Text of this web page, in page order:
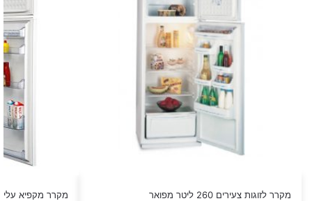
מקרר לזוגות צעירים ‏260 ‏ליטר מפואר